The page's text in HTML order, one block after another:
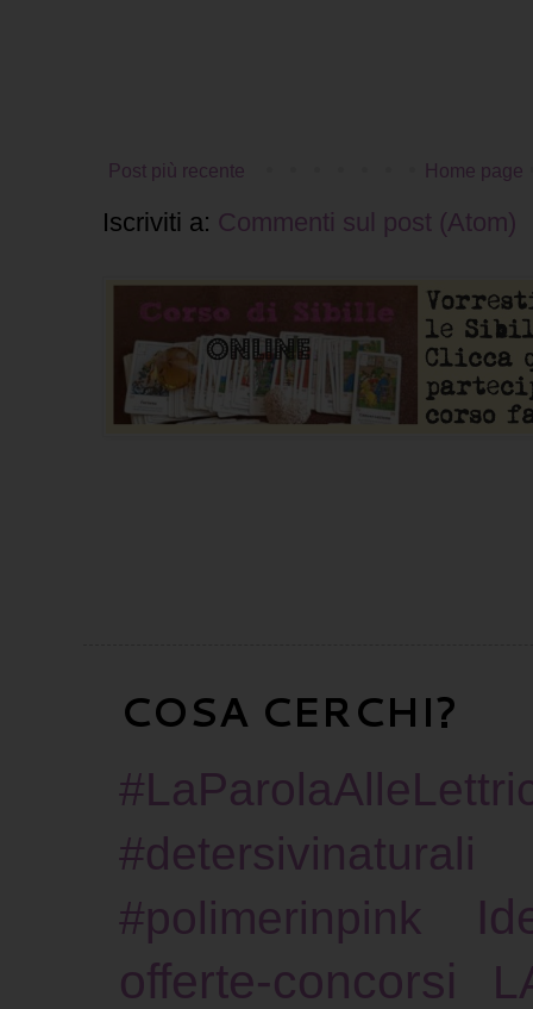
Post più recente Home page
Iscriviti a: Commenti sul post (Atom)
COSA CERCHI?
#detersivinaturali
#polimerinpink
offerte-concorsi